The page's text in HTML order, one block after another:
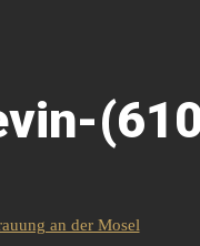
an der Mosel